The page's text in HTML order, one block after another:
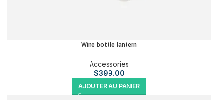
Wine bottle lantern
Accessories
$399.00
AJOUTER AU PANIER